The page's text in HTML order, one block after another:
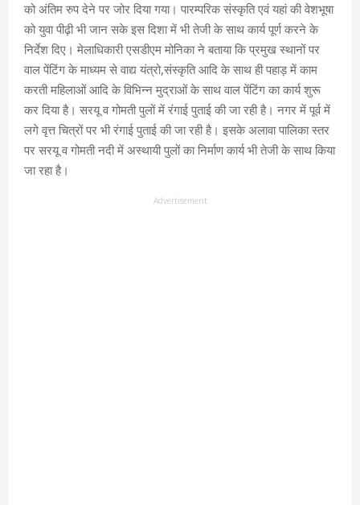
को अंतिम रुप देने पर जोर दिया गया। पारम्परिक संस्कृति एवं यहां की वेशभूषा
को युवा पीढ़ी भी जान सके इस दिशा में भी तेजी के साथ कार्य पूर्ण करने के
निर्देश दिए। मेलाधिकारी एसडीएम मोनिका ने बताया कि प्रमुख स्थानों पर
वाल पेंटिंग के माध्यम से वाद्य यंत्रो,संस्कृति आदि के साथ ही पहाड़ में काम
करती महिलाओं आदि के विभिन्न मुद्राओं के साथ वाल पेंटिंग का कार्य शुरू
कर दिया है। सरयू व गोमती पुलों में रंगाई पुताई की जा रही है। नगर में पूर्व में
लगे वृत्त चित्रों पर भी रंगाई पुताई की जा रही है। इसके अलावा पालिका स्तर
पर सरयू व गोमती नदी में अस्थायी पुलों का निर्माण कार्य भी तेजी के साथ किया
जा रहा है।
Advertisement